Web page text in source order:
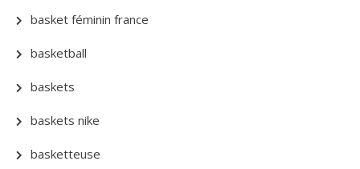
basket féminin france
basketball
baskets
baskets nike
basketteuse